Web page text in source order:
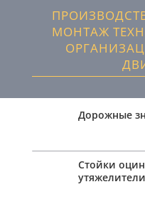
МОНТАЖ
Дорожные
Стойки